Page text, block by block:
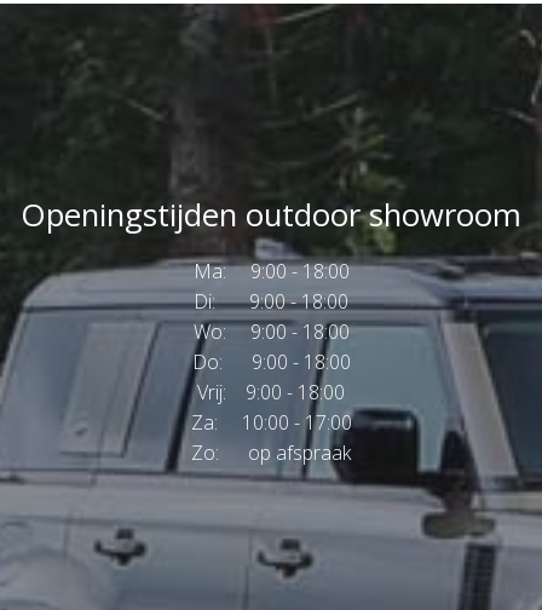
Openingstijden outdoor showroom
Ma: 9:00 - 18:00
Di: 9:00 - 18:00
Wo: 9:00 - 18:00
Do: 9:00 - 18:00
Vrij: 9:00 - 18:00
Za: 10:00 - 17:00
Zo: op afspraak